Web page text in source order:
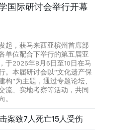
国际研讨会举行开幕
起，获马来西亚槟州首席部
单位配合下举行的第五届亚
于2026年8月6日至10日在马
。本届研讨会以“文化遗产保
构”为主题，通过专题论坛、
流、实地考察等活动，共同
。
案致7人死亡15人受伤